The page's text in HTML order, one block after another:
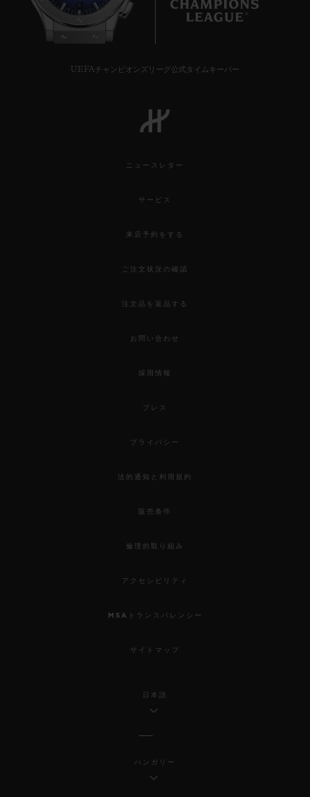
UEFAチャンピオンズリーグ公式タイムキーパー
ニュースレター
サービス
来店予約をする
ご注文状況の確認
注文品を返品する
お問い合わせ
採用情報
プレス
プライバシー
法的通知と利用規約
販売条件
倫理的取り組み
アクセシビリティ
MSAトランスパレンシー
サイトマップ
日本語
ハンガリー